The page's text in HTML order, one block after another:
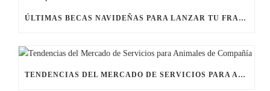
ÚLTIMAS BECAS NAVIDEÑAS PARA LANZAR TU FRANQUICIA DE ANIMALES DE COMPAÑÍA
TENDENCIAS DEL MERCADO DE SERVICIOS PARA ANIMALES DE COMPAÑÍA